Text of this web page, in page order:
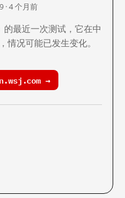
· 4 个月前
最近一次测试，它在中
情况可能已发生变化。
→